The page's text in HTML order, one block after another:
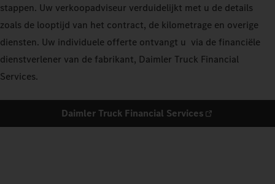
stappen. Uw verkoopadviseur verduidelijkt met u de details
zoals de looptijd van het contract, de kilometrage en overige
diensten. Uw individuele offerte ontvangt u via de financiële
dienstverlener van de fabrikant, Daimler Truck Financial
Services.
Daimler Truck Financial Services